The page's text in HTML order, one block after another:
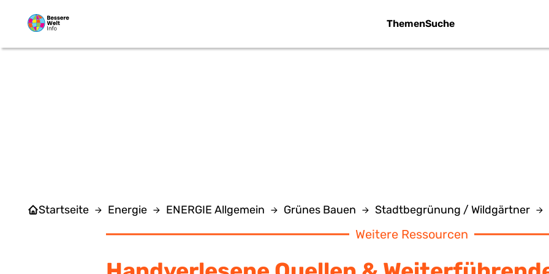
ThemenSuche
Startseite Energie ENERGIE Allgemein Grünes Bauen Stadtbegrünung / Wildgärtner
Weitere Ressourcen